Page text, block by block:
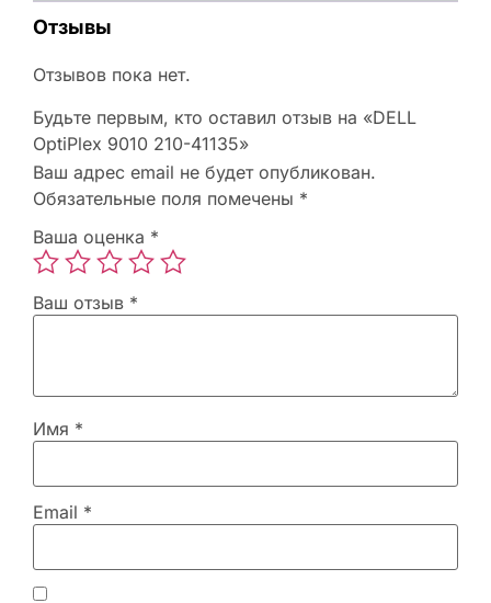
Отзывы
Отзывов пока нет.
Будьте первым, кто оставил отзыв на «DELL
OptiPlex 9010 210-41135»
Ваш адрес email не будет опубликован.
Обязательные поля помечены *
Ваша оценка *
Ваш отзыв *
Имя *
Email *